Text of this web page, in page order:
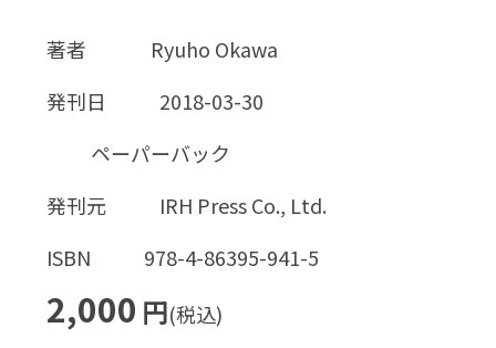
著者
Ryuho Okawa
発刊日
2018-03-30
ペーパーバック
発刊元
IRH Press Co., Ltd.
ISBN
978-4-86395-941-5
2,000 円(税込)